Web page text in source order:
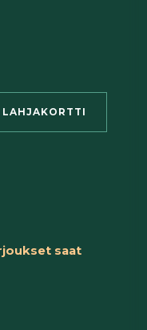
LAHJAKORTTI
saat